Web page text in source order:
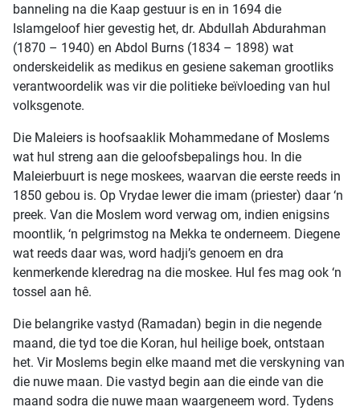
banneling na die Kaap gestuur is en in 1694 die
Islamgeloof hier gevestig het, dr. Abdullah Abdurahman
(1870 – 1940) en Abdol Burns (1834 – 1898) wat
onderskeidelik as medikus en gesiene sakeman grootliks
verantwoordelik was vir die politieke beïvloeding van hul
volksgenote.
Die Maleiers is hoofsaaklik Mohammedane of Moslems
wat hul streng aan die geloofsbepalings hou. In die
Maleierbuurt is nege moskees, waarvan die eerste reeds in
1850 gebou is. Op Vrydae lewer die imam (priester) daar ‘n
preek. Van die Moslem word verwag om, indien enigsins
moontlik, ‘n pelgrimstog na Mekka te onderneem. Diegene
wat reeds daar was, word hadji’s genoem en dra
kenmerkende kleredrag na die moskee. Hul fes mag ook ‘n
tossel aan hê.
Die belangrike vastyd (Ramadan) begin in die negende
maand, die tyd toe die Koran, hul heilige boek, ontstaan
het. Vir Moslems begin elke maand met die verskyning van
die nuwe maan. Die vastyd begin aan die einde van die
maand sodra die nuwe maan waargeneem word. Tydens